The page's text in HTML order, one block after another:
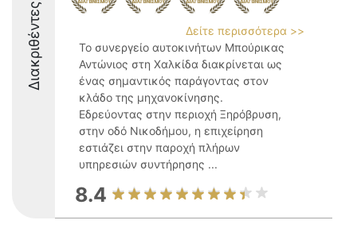
Διακριθέντες
Δείτε περισσότερα >>
Το συνεργείο αυτοκινήτων Μπούρικας
Αντώνιος στη Χαλκίδα διακρίνεται ως
ένας σημαντικός παράγοντας στον
κλάδο της μηχανοκίνησης.
Εδρεύοντας στην περιοχή Ξηρόβρυση,
στην οδό Νικοδήμου, η επιχείρηση
εστιάζει στην παροχή πλήρων
υπηρεσιών συντήρησης ...
8.4